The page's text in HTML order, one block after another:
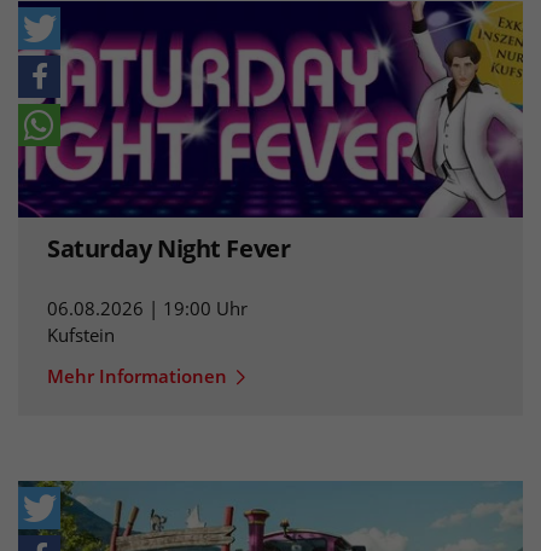
Saturday Night Fever
06.08.2026 | 19:00 Uhr
Kufstein
Mehr Informationen